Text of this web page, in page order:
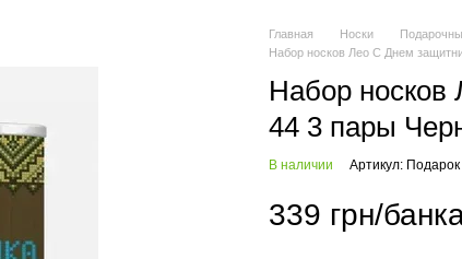
Контактная информация
Главная Носки
Набор носков Лео С Днем
Набор
44 3 пары
В наличии Артикул:
339 грн/